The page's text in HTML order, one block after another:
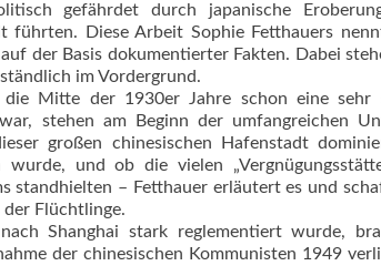
gefährdet durch japanische
führten. Diese Arbeit Sophie Fetthauers
der Basis dokumentierter Fakten. Dabei
im Vordergrund.
Mitte der 1930er Jahre schon eine sehr
stehen am Beginn der umfangreichen
großen chinesischen Hafenstadt
und ob die vielen
standhielten – Fetthauer erläutert es und
Flüchtlinge.
Shanghai stark reglementiert wurde,
der chinesischen Kommunisten 1949